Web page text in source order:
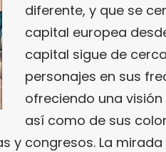
diferente, y que se
capital europea
capital sigue de
personajes en sus
ofreciendo una
así como de sus
y congresos. La